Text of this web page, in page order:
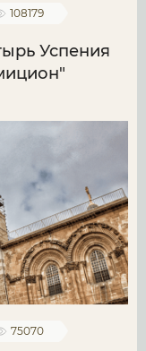
108179
Успения
75070